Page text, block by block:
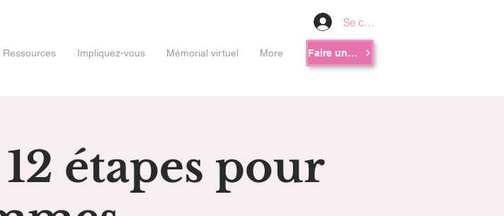
Se connecter
Ressources Impliquez-vous Mémorial virtuel More Faire un don
étapes pour